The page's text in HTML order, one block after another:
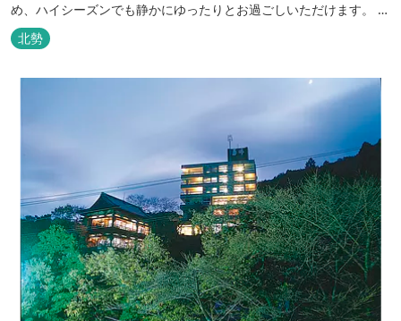
め、ハイシーズンでも静かにゆったりとお過ごしいただけます。 自
慢の大浴場からは、雄大な御在所岳を背に、御在所ロープウェイが
望めます。季節ごとに表情を変える湯の山の自然と対話しながら至
極のひとときをどうぞ。
北勢